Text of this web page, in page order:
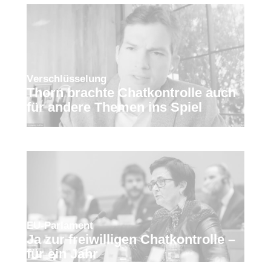
Verschlüsselung
Thorn brachte Chatkontrolle auch
für andere Themen ins Spiel
EU-Parlament
Ja zur freiwilligen Chatkontrolle –
für ein Jahr